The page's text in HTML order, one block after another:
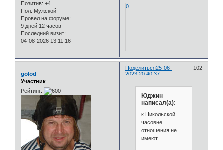
Позитив: +4
Пол: Мужской
Провел на форуме:
9 дней 12 часов
Последний визит:
04-08-2026 13:11:16
0
Поделиться 102
25-06-
2023 20:40:37
golod
Участник
Рейтинг:
Юджин
написал(а):
к Никольской
часовне
отношения не
имеют